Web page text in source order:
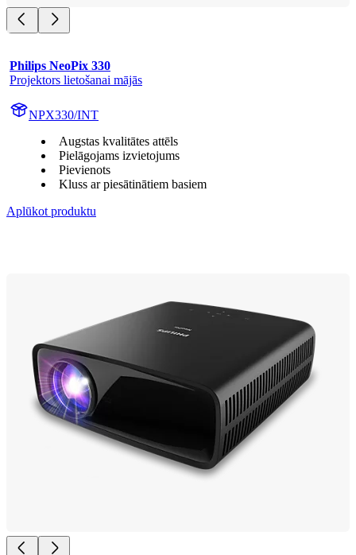
Philips NeoPix 330
Projektors lietošanai mājās
NPX330/INT
Augstas kvalitātes attēls
Pielāgojams izvietojums
Pievienots
Kluss ar piesātinātiem basiem
Aplūkot produktu